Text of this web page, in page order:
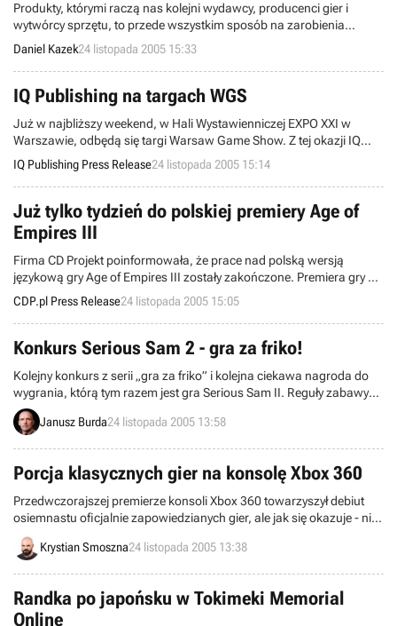
Produkty, którymi raczą nas kolejni wydawcy, producenci gier i
wytwórcy sprzętu, to przede wszystkim sposób na zarobienia
potężnych pieniędzy. Rozpoznawalne marki, przyzwyczaiły już
graczy do systematycznych raportów finansowych. Tym razem
padło kolejny raz na Nintendo.
Daniel Kazek24 listopada 2005 15:33
IQ Publishing na targach WGS
Już w najbliższy weekend, w Hali Wystawienniczej EXPO XXI w
Warszawie, odbędą się targi Warsaw Game Show. Z tej okazji IQ
Publishing pragnie zaprosić wszystkich fanów elektronicznej
rozrywki do odwiedzenia stoiska firmy, na którym czekać będzie
wiele atrakcji.
IQ Publishing Press Release24 listopada 2005 15:14
Już tylko tydzień do polskiej premiery Age of
Empires III
Firma CD Projekt poinformowała, że prace nad polską wersją
językową gry Age of Empires III zostały zakończone. Premiera gry w
kraju nastąpi zgodnie z planem, 1 grudnia!
CDP.pl Press Release24 listopada 2005 15:05
Konkurs Serious Sam 2 - gra za friko!
Kolejny konkurs z serii „gra za friko” i kolejna ciekawa nagroda do
wygrania, którą tym razem jest gra Serious Sam II. Reguły zabawy
wciąż te same – jeden mail i odrobina szczęścia wystarczą, aby
przesyłka z nagrodą trafiła właśnie do was.
Janusz Burda24 listopada 2005 13:58
Porcja klasycznych gier na konsolę Xbox 360
Przedwczorajszej premierze konsoli Xbox 360 towarzyszył debiut
osiemnastu oficjalnie zapowiedzianych gier, ale jak się okazuje - nie
tylko. Firma Digital Leisure, trzymająca w rękach prawa do wielu
hitów sprzed lat, opublikowała na rynku piętnaście klasycznych
Krystian Smoszna24 listopada 2005 13:38
Randka po japońsku w Tokimeki Memorial
Online